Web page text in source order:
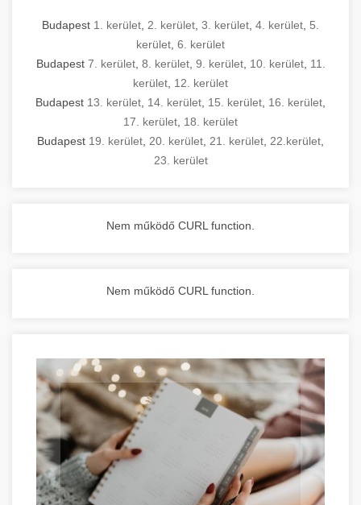
Budapest 1. kerület 2. kerület 3. kerület 4. kerület 5.
kerület 6. kerület
Budapest 7. kerület, 8. kerület, 9. kerület, 10. kerület, 11.
kerület 12. kerület
Budapest 13. kerület 14. kerület 15. kerület 16. kerület
17. kerület 18. kerület
Budapest 19. kerület 20. kerület 21. kerület 22.kerület
23. kerület
Nem működő CURL function.
Nem működő CURL function.